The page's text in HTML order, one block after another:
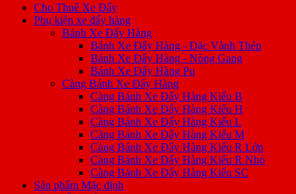
Cho Thuê Xe Đẩy
Phụ kiện xe đẩy hàng
Bánh Xe Đẩy Hàng
Bánh Xe Đẩy Hàng - Đặc Vành Thép
Bánh Xe Đẩy Hàng - Nòng Gang
Bánh Xe Đẩy Hàng Pu
Càng Bánh Xe Đẩy Hàng
Càng Bánh Xe Đẩy Hàng Kiểu B
Càng Bánh Xe Đẩy Hàng Kiểu H
Càng Bánh Xe Đẩy Hàng Kiểu L
Càng Bánh Xe Đẩy Hàng Kiểu M
Càng Bánh Xe Đẩy Hàng Kiểu R Lớn
Càng Bánh Xe Đẩy Hàng Kiểu R Nhỏ
Càng Bánh Xe Đẩy Hàng Kiểu SC
Sản phẩm Mặc định